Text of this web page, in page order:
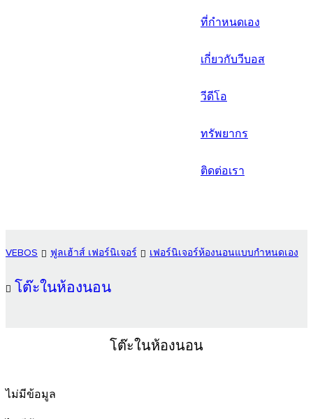
italiano
français
العربية
ที่กำหนดเอง
เกี่ยวกับวีบอส
วีดีโอ
ทรัพยากร
ติดต่อเรา
VEBOS ฟูลเฮ้าส์ เฟอร์นิเจอร์ เฟอร์นิเจอร์ห้องนอนแบบกำหนดเอง
โต๊ะในห้องนอน
โต๊ะในห้องนอน
ไม่มีข้อมูล